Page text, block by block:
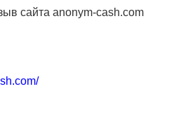
сайта anonym-cash.com